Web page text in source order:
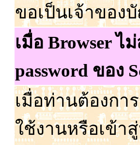
ขอเป็นเจ้าของ
เมื่อ Browserไม่
password ของ
เมื่อท่านต้องการ
ใช้งานหรือเข้าสู่